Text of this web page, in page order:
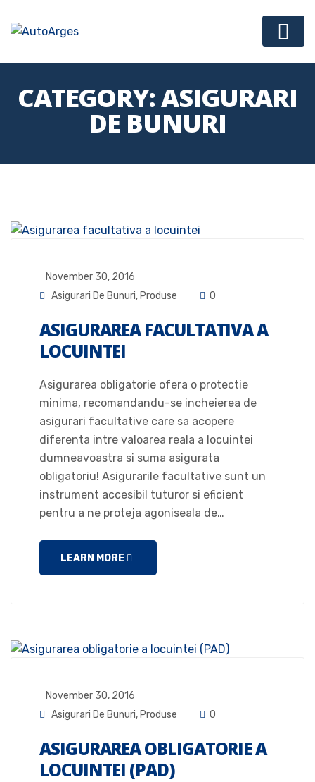
CATEGORY:ASIGURARI
DE BUNURI
November 30, 2016
Asigurari De Bunuri, Produse 0
ASIGURAREA FACULTATIVA A
LOCUINTEI
Asigurarea obligatorie ofera o protectie
minima, recomandandu-se incheierea de
asigurari facultative care sa acopere
diferenta intre valoarea reala a locuintei
dumneavoastra si suma asigurata
obligatoriu! Asigurarile facultative sunt un
instrument accesibil tuturor si eficient
pentru a ne proteja agoniseala de…
LEARN MORE
November 30, 2016
Asigurari De Bunuri, Produse 0
ASIGURAREA OBLIGATORIE A
LOCUINTEI (PAD)